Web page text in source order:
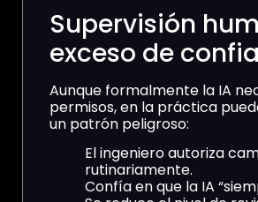
Supervisión
exceso de
Aunque formalmente la IA
permisos, en la práctica
un patrón peligroso:
El ingeniero autoriza
rutinariamente.
Confía en que la IA